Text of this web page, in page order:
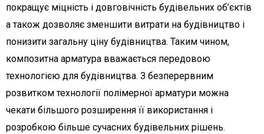
покращує міцність і довговічність будівельних об’єктів
а також дозволяє зменшити витрати на будівництво і
понизити загальну ціну будівництва. Таким чином,
композитна арматура вважається передовою
технологією для будівництва. З безперервним
розвитком технології полімерної арматури можна
чекати більшого розширення її використання і
розробкою більше сучасних будівельних рішень.